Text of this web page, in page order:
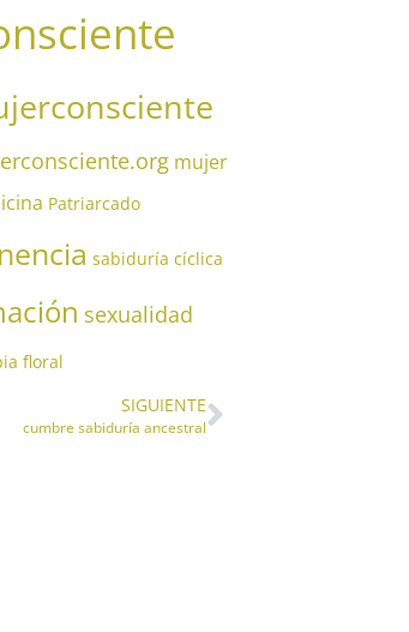
mujer
Patriarcado
sabiduría cíclica
sexualidad
floral
SIGUIENTE
cumbre sabiduría ancestral